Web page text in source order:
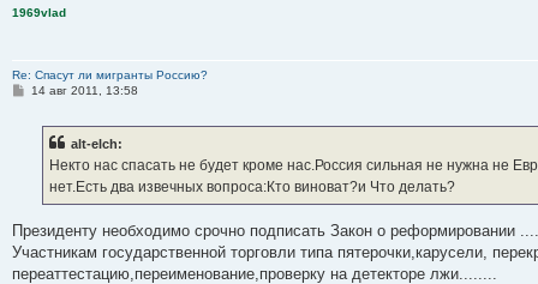
1969vlad
Re: Спасут ли мигранты Россию?
С14 авг 2011, 13:58
alt-elch:
Некто нас спасать не будет кроме нас.Россия сильная не нужна не
нет.Есть два извечных вопроса:Кто виноват?и Что делать?
Президенту необходимо срочно подписать Закон о реформировании
Участникам государственной торговли типа пятерочки,карусели,
переаттестацию,переименование,проверку на детекторе лжи........